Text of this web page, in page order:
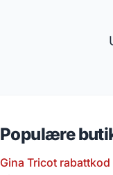
Populære
Gina Tricot rabattkod